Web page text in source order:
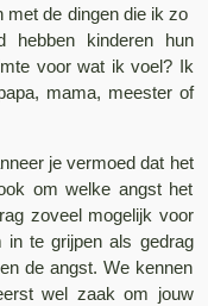
de dingen die ik zo
hebben kinderen hun
voor wat ik voel? Ik
mama, meester of
je vermoed dat het
om welke angst het
zoveel mogelijk voor
te grijpen als gedrag
de angst. We kennen
wel zaak om jouw